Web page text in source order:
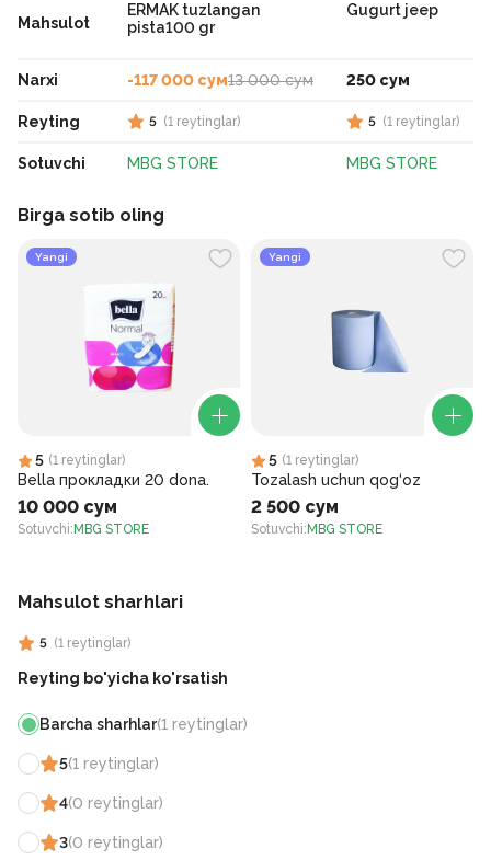
Mahsulot
Narxi
Reyting
Sotuvchi
ERMAK tuzlangan
pista100 gr
-117 000 сум13 000 сум
5 (1 reytinglar)
MBG STORE
Gugurt jeep
250 сум
5 (1 reytinglar)
MBG STORE
Birga sotib oling
Yangi
5 (1 reytinglar)
Bella прокладки 20 dona.
10 000 сум
Sotuvchi: MBG STORE
Yangi
5 (1 reytinglar)
Tozalash uchun qog‘oz
2 500 сум
Sotuvchi: MBG STORE
Mahsulot sharhlari
5 (1 reytinglar)
Reyting bo'yicha ko'rsatish
Barcha sharhlar(1 reytinglar)
5(1 reytinglar)
4(0 reytinglar)
3(0 reytinglar)